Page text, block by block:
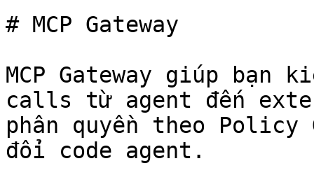
# MCP Gateway
MCP Gateway giúp bạn
calls từ agent đến
phân quyền theo Policy
đổi code agent.